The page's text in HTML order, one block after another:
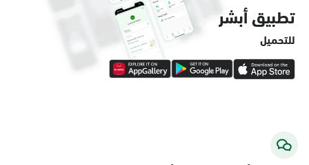
الدمام, الدمام - لولو ماركت حي الفاخرية
الأحد - الخميس (08:00-14:30)
تطبيق أبشر
للتحميل